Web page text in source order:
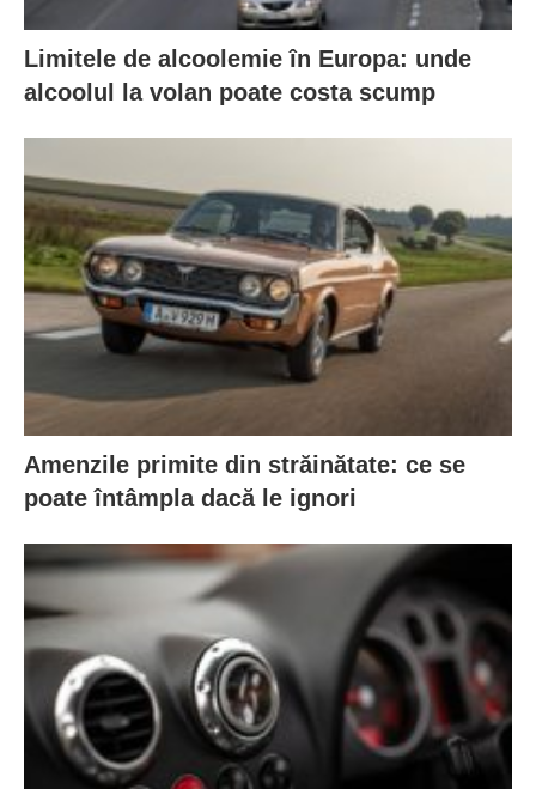
Limitele de alcoolemie în Europa: unde
alcoolul la volan poate costa scump
Amenzile primite din străinătate: ce se
poate întâmpla dacă le ignori